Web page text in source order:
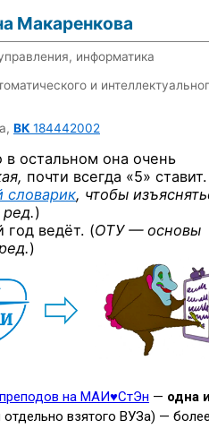
Макаренкова
информатика
и
ВК 184442002
остальном она очень
почти всегда «5» ставит.
словарик, чтобы
)
ведёт. (ОТУ — основы
)